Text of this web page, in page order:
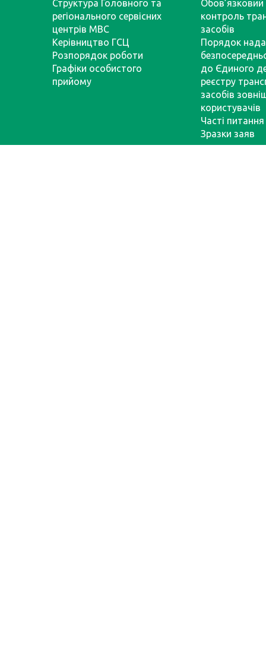
Структура Головного та
регіонального сервісних
центрів МВС
Керівництво ГСЦ
Розпорядок роботи
Графіки особистого
прийому
Обов’язковий
контроль
засобів
Порядок
до Єдиного
реєстру
засобів
користувачів
Часті питання
Зразки заяв